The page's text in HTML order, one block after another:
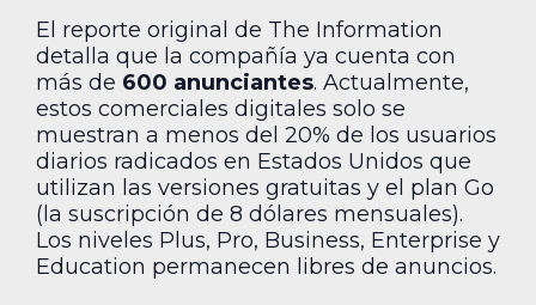
El reporte original de The Information
detalla que la compañía ya cuenta con
más de 600 anunciantes. Actualmente,
estos comerciales digitales solo se
muestran a menos del 20% de los usuarios
diarios radicados en Estados Unidos que
utilizan las versiones gratuitas y el plan Go
(la suscripción de 8 dólares mensuales).
Los niveles Plus, Pro, Business, Enterprise y
Education permanecen libres de anuncios.